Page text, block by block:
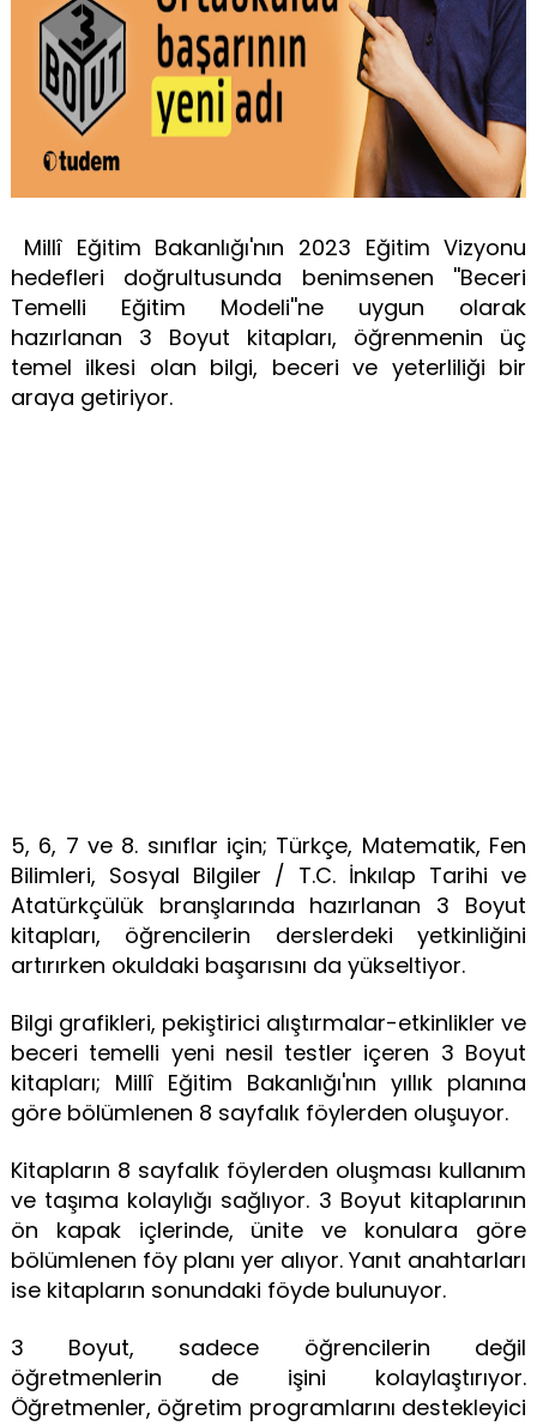
Millî Eğitim Bakanlığı'nın 2023 Eğitim Vizyonu
hedefleri doğrultusunda benimsenen ''Beceri
Temelli Eğitim Modeli''ne uygun olarak
hazırlanan 3 Boyut kitapları, öğrenmenin üç
temel ilkesi olan bilgi, beceri ve yeterliliği bir
araya getiriyor.
5, 6, 7 ve 8. sınıflar için; Türkçe, Matematik, Fen
Bilimleri, Sosyal Bilgiler / T.C. İnkılap Tarihi ve
Atatürkçülük branşlarında hazırlanan 3 Boyut
kitapları, öğrencilerin derslerdeki yetkinliğini
artırırken okuldaki başarısını da yükseltiyor.
Bilgi grafikleri, pekiştirici alıştırmalar-etkinlikler ve
beceri temelli yeni nesil testler içeren 3 Boyut
kitapları; Millî Eğitim Bakanlığı'nın yıllık planına
göre bölümlenen 8 sayfalık föylerden oluşuyor.
Kitapların 8 sayfalık föylerden oluşması kullanım
ve taşıma kolaylığı sağlıyor. 3 Boyut kitaplarının
ön kapak içlerinde, ünite ve konulara göre
bölümlenen föy planı yer alıyor. Yanıt anahtarları
ise kitapların sonundaki föyde bulunuyor.
3 Boyut, sadece öğrencilerin değil
öğretmenlerin de işini kolaylaştırıyor.
Öğretmenler, öğretim programlarını destekleyici